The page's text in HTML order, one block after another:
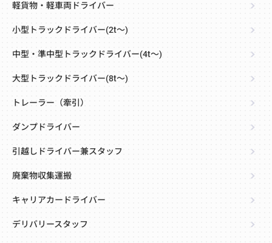
軽貨物・軽車両ドライバー
小型トラックドライバー(2t～)
中型・準中型トラックドライバー(4t～)
大型トラックドライバー(8t～)
トレーラー（牽引）
ダンプドライバー
引越しドライバー兼スタッフ
廃棄物収集運搬
キャリアカードライバー
デリバリースタッフ